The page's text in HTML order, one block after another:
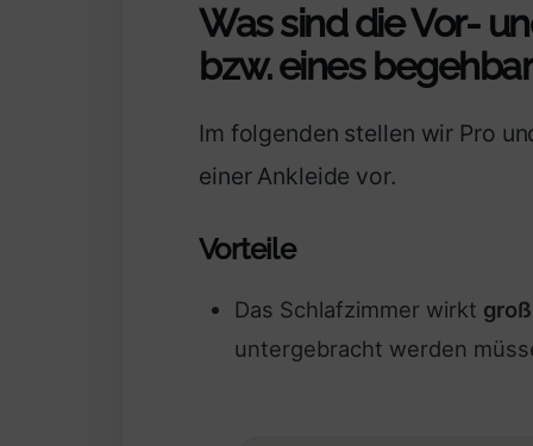
Was sind die Vor-
bzw. eines
Im folgenden stellen wir Pro
einer Ankleide vor.
Vorteile
Das Schlafzimmer wirkt
untergebracht werden